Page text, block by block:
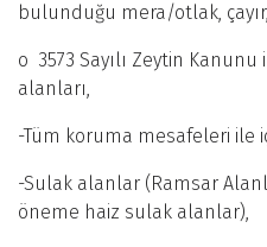
bulunduğu mera/otlak,
o 3573 Sayılı Zeytin Kanunu
alanları,
-Tüm koruma mesafeleri ile
-Sulak alanlar (Ramsar
öneme haiz sulak alanlar),